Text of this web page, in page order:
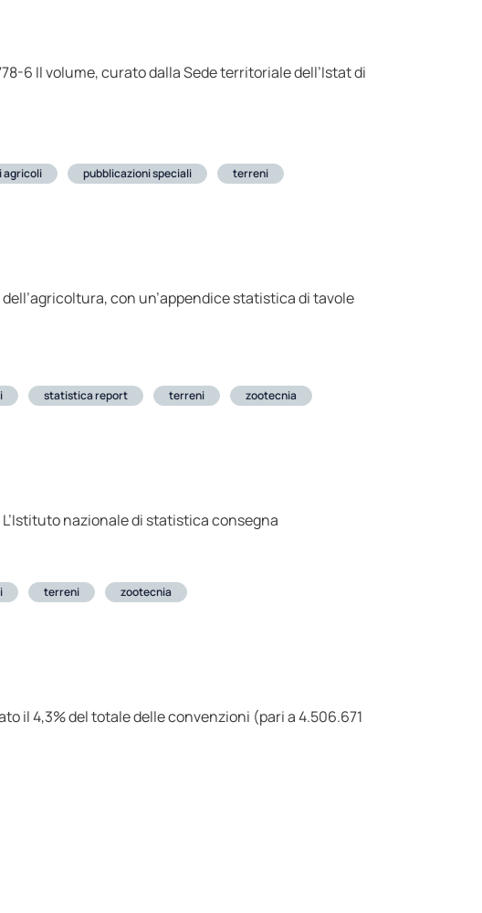
6 Il volume, curato dalla Sede territoriale dell’Istat di
agricoli pubblicazioni speciali terreni
con un’appendice statistica di tavole
statistica report terreni zootecnia
L’Istituto nazionale di statistica consegna
terreni zootecnia
il 4,3% del totale delle convenzioni (pari a 4.506.671